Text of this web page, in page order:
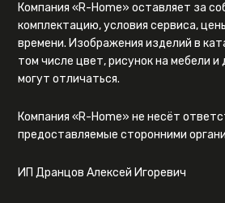
Компания «R-Home» оставляет за
комплектацию, условия сервиса,
времени. Изображения изделий в
том числе цвет, рисунок на мебели и
могут отличаться.
Компания «R-Home» не несёт
предоставляемые сторонними
ИП Дранцов Алексей Игоревич